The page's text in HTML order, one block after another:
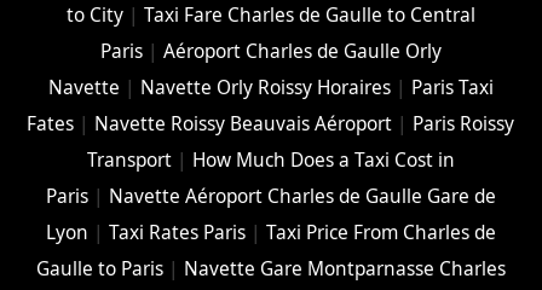
to City| Taxi Fare Charles de Gaulle to Central
Paris| Aéroport Charles de Gaulle Orly
Navette | Navette Orly Roissy Horaires| Paris Taxi
Fates | Navette Roissy Beauvais Aéroport | Paris Roissy
Transport| How Much Does a Taxi Cost in
Paris| Navette Aéroport Charles de Gaulle Gare de
Lyon | Taxi Rates Paris| Taxi Price From Charles de
Gaulle to Paris| Navette Gare Montparnasse Charles